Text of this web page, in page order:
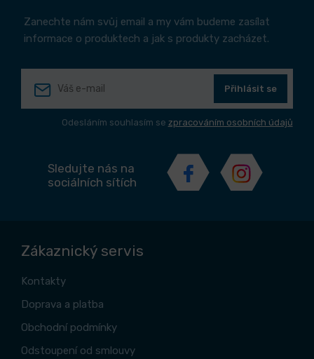
Zanechte nám svůj email a my vám budeme zasílat
informace o produktech a jak s produkty zacházet.
Přihlásit se
Odesláním souhlasím se zpracováním osobních údajů
Sledujte nás na
sociálních sítích
Zákaznický servis
Kontakty
Doprava a platba
Obchodní podmínky
Odstoupení od smlouvy